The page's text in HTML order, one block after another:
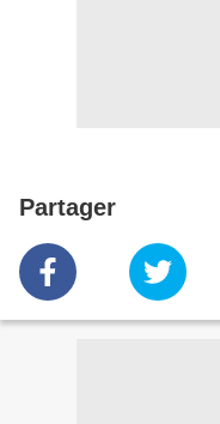
Partager